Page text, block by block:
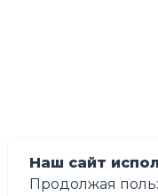
Наш сайт
Продолжая